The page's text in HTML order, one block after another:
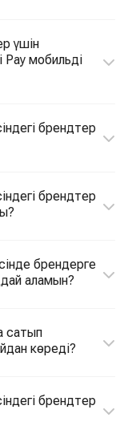
үшін
мобильді
брендтер
брендтер
брендерге
аламын?
сатып
көреді?
брендтер